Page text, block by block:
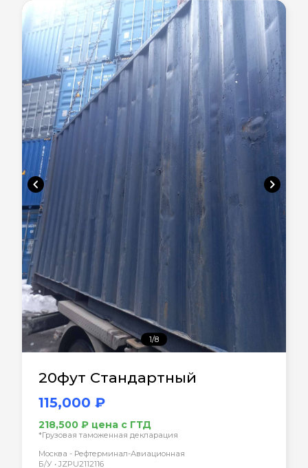
chevron_left chevron_right
1/8
20фут Стандартный
115,000 ₽
218,500 ₽ цена с ГТД
*Грузовая таможенная декларация
Москва - Рефтерминал-Авиационная
Б/У • JZPU2112116